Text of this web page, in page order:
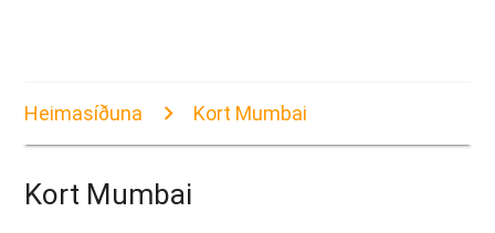
Heimasíðuna Kort Mumbai
Kort Mumbai